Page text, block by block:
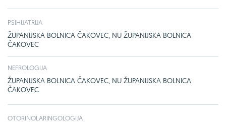
PSIHIJATRIJA
ŽUPANIJSKA BOLNICA ČAKOVEC, NU ŽUPANIJSKA BOLNICA
ČAKOVEC
NEFROLOGIJA
ŽUPANIJSKA BOLNICA ČAKOVEC, NU ŽUPANIJSKA BOLNICA
ČAKOVEC
OTORINOLARINGOLOGIJA